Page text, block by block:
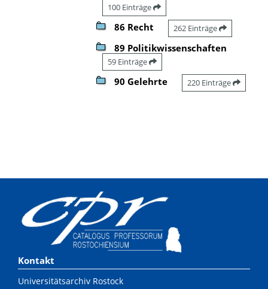
100 Einträge
86 Recht 262 Einträge
89 Politikwissenschaften
59 Einträge
90 Gelehrte 220 Einträge
Kontakt
Universitätsarchiv Rostock